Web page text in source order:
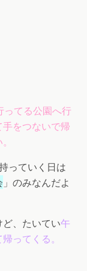
ってる公園へ行
をつないで帰
っていく日は
」のみなんだよ
、たいてい午
ってくる。